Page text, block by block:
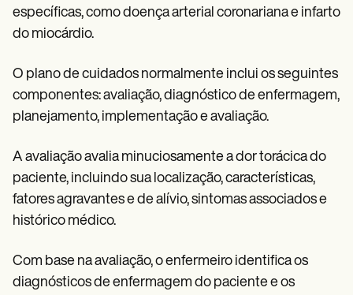
específicas, como doença arterial coronariana e infarto
do miocárdio.
O plano de cuidados normalmente inclui os seguintes
componentes: avaliação, diagnóstico de enfermagem,
planejamento, implementação e avaliação.
A avaliação avalia minuciosamente a dor torácica do
paciente, incluindo sua localização, características,
fatores agravantes e de alívio, sintomas associados e
histórico médico.
Com base na avaliação, o enfermeiro identifica os
diagnósticos de enfermagem do paciente e os